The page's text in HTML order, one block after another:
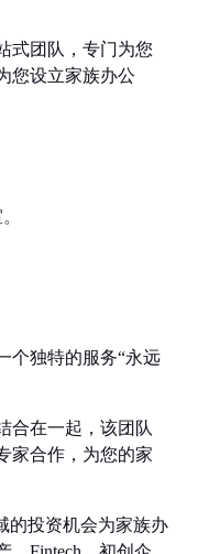
式团队，专门为您
您设立家族办公
个独特的服务“永远
合在一起，该团队
家合作，为您的家
的投资机会为家族办